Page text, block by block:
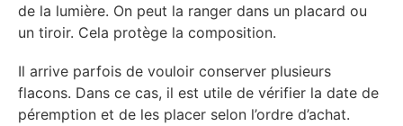
de la lumière. On peut la ranger dans un placard ou
un tiroir. Cela protège la composition.
Il arrive parfois de vouloir conserver plusieurs
flacons. Dans ce cas, il est utile de vérifier la date de
péremption et de les placer selon l’ordre d’achat.